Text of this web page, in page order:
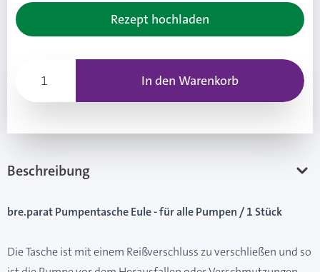
Rezept hochladen
In den Warenkorb
Beschreibung
bre.parat Pumpentasche Eule - für alle Pumpen / 1 Stück
Die Tasche ist mit einem Reißverschluss zu verschließen und so